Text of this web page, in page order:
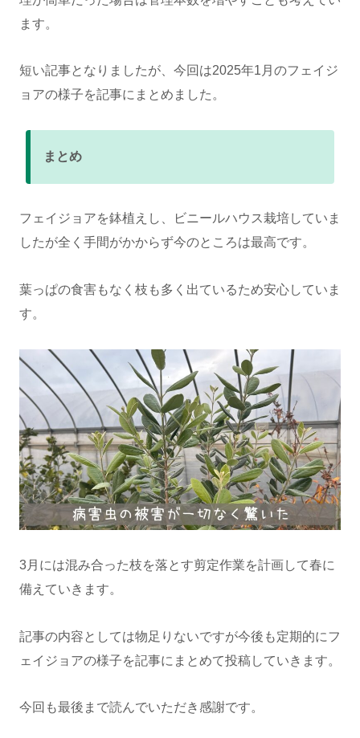
ます。
短い記事となりましたが、今回は2025年1月のフェイジ
ョアの様子を記事にまとめました。
まとめ
フェイジョアを鉢植えし、ビニールハウス栽培していま
したが全く手間がかからず今のところは最高です。
葉っぱの食害もなく枝も多く出ているため安心していま
す。
3月には混み合った枝を落とす剪定作業を計画して春に
備えていきます。
記事の内容としては物足りないですが今後も定期的にフ
ェイジョアの様子を記事にまとめて投稿していきます。
今回も最後まで読んでいただき感謝です。